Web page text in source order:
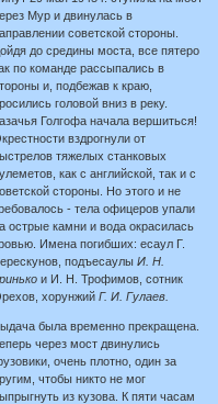
Мур и двинулась в
советской стороны.
до средины моста, все пятеро
по команде рассыпались в
и, подбежав к краю,
головой вниз в реку.
Голгофа начала вершиться!
вздрогнули от
тяжелых станковых
как с английской, так и с
стороны. Но этого и не
- тела офицеров упали
острые камни и вода окрасилась
Имена погибших: есаул Г.
подъесаулыИ. Н.
и И. Н. Трофимов, сотник
хорунжийГ. И. Гулаев.
была временно прекращена.
через мост двинулись
очень плотно, один за
чтобы никто не мог
из кузова. К пяти часам